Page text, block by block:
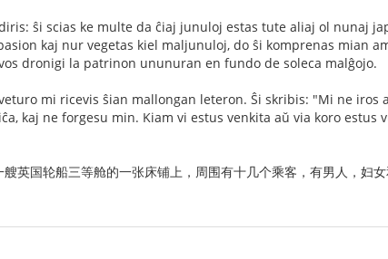
ŝi scias ke multe da ĉiaj junuloj estas tute aliaj ol nunaj
kaj nur vegetas kiel maljunuloj, do ŝi komprenas mian
dronigi la patrinon ununuran en fundo de soleca malĝojo.
mi ricevis ŝian mallongan leteron. Ŝi skribis: "Mi ne
kaj ne forgesu min. Kiam vi estus venkita aŭ via koro
英国轮船三等舱的一张床铺上，周围有十几个乘客，有男人，妇女